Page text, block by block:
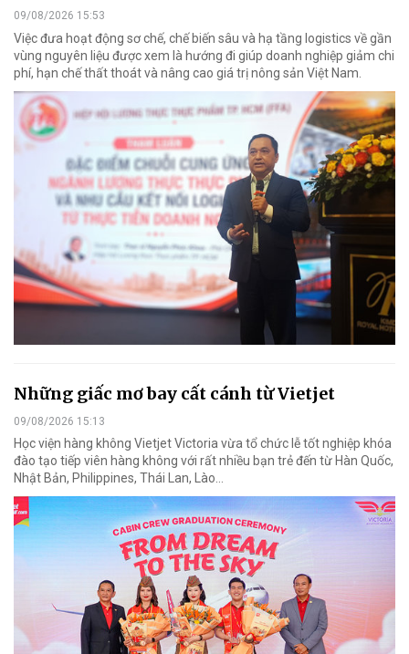
09/08/2026 15:53
Việc đưa hoạt động sơ chế, chế biến sâu và hạ tầng logistics về gần
vùng nguyên liệu được xem là hướng đi giúp doanh nghiệp giảm chi
phí, hạn chế thất thoát và nâng cao giá trị nông sản Việt Nam.
Những giấc mơ bay cất cánh từ Vietjet
09/08/2026 15:13
Học viện hàng không Vietjet Victoria vừa tổ chức lễ tốt nghiệp khóa
đào tạo tiếp viên hàng không với rất nhiều bạn trẻ đến từ Hàn Quốc,
Nhật Bản, Philippines, Thái Lan, Lào…